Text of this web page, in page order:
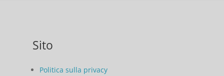
Sito
Politica sulla privacy